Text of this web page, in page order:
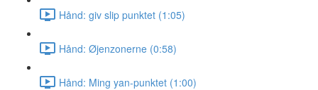
Hånd: giv slip punktet (1:05)
Hånd: Øjenzonerne (0:58)
Hånd: Ming yan-punktet (1:00)